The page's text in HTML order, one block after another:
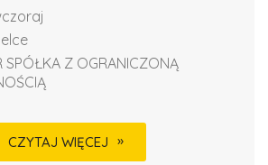
SPÓŁKA Z OGRANICZONĄ
CZYTAJ WIĘCEJ